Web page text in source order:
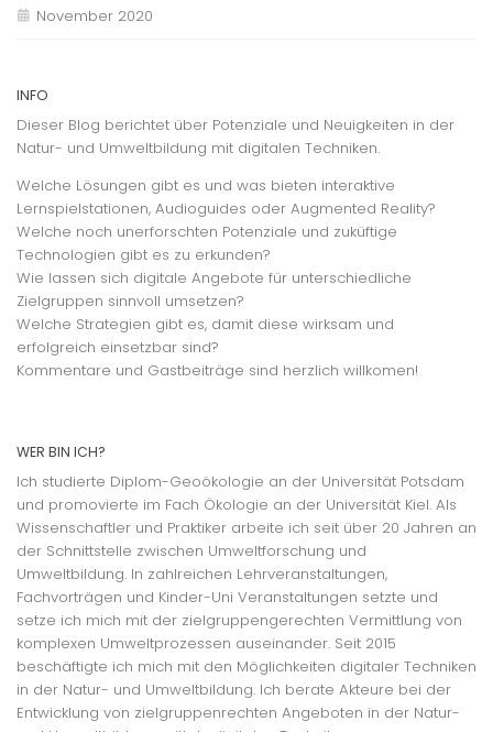
November 2020
INFO
Dieser Blog berichtet über Potenziale und Neuigkeiten in der
Natur- und Umweltbildung mit digitalen Techniken.
Welche Lösungen gibt es und was bieten interaktive
Lernspielstationen, Audioguides oder Augmented Reality?
Welche noch unerforschten Potenziale und zuküftige
Technologien gibt es zu erkunden?
Wie lassen sich digitale Angebote für unterschiedliche
Zielgruppen sinnvoll umsetzen?
Welche Strategien gibt es, damit diese wirksam und
erfolgreich einsetzbar sind?
Kommentare und Gastbeiträge sind herzlich willkomen!
WER BIN ICH?
Ich studierte Diplom-Geoökologie an der Universität Potsdam
und promovierte im Fach Ökologie an der Universität Kiel. Als
Wissenschaftler und Praktiker arbeite ich seit über 20 Jahren an
der Schnittstelle zwischen Umweltforschung und
Umweltbildung. In zahlreichen Lehrveranstaltungen,
Fachvorträgen und Kinder-Uni Veranstaltungen setzte und
setze ich mich mit der zielgruppengerechten Vermittlung von
komplexen Umweltprozessen auseinander. Seit 2015
beschäftigte ich mich mit den Möglichkeiten digitaler Techniken
in der Natur- und Umweltbildung. Ich berate Akteure bei der
Entwicklung von zielgruppenrechten Angeboten in der Natur-